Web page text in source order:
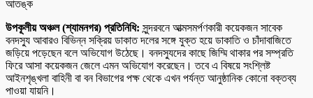
উপকূলীয় অঞ্চল (শ্যামনগর) প্রতিনিধি: সুন্দরবনে আত্মসমর্পণকারী কয়েকজন সাবেক
বনদস্যু আবারও বিভিন্ন সক্রিয় ডাকাত দলের সঙ্গে যুক্ত হয়ে ডাকাতি ও চাঁদাবাজিতে
জড়িয়ে পড়েছেন বলে অভিযোগ উঠেছে। বনদস্যুদের কাছে জিম্মি থাকার পর সম্প্রতি
ফিরে আসা কয়েকজন জেলে এমন অভিযোগ করেছেন। তবে এ বিষয়ে সংশ্লিষ্ট
আইনশৃঙ্খলা বাহিনী বা বন বিভাগের পক্ষ থেকে এখন পর্যন্ত আনুষ্ঠানিক কোনো বক্তব্য
পাওয়া যায়নি।